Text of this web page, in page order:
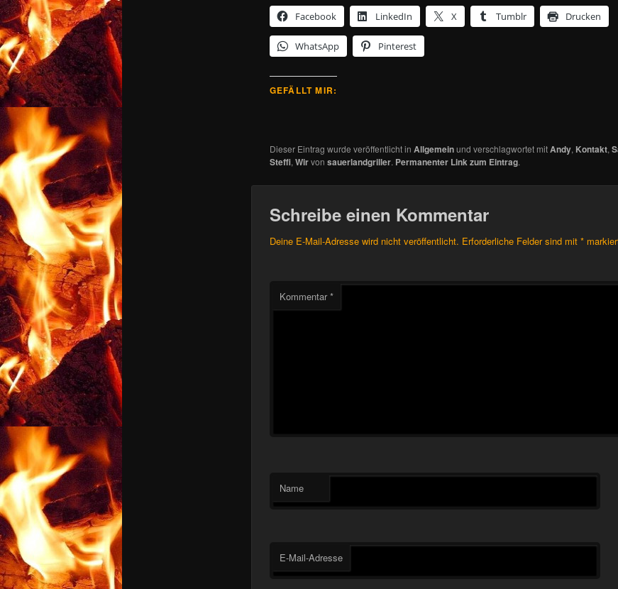
Facebook
LinkedIn X Tumblr Drucken
WhatsApp Pinterest
GEFÄLLT MIR:
Dieser Eintrag wurde veröffentlicht in Allgemeinund verschlagwortet mitAndy, Kontakt,
Steffi, Wirvon sauerlandgriller. Permanenter Link zum Eintrag.
Schreibe einen Kommentar
Deine E-Mail-Adresse wird nicht veröffentlicht. Erforderliche Felder sind mit *
Kommentar*
Name
E-Mail-Adresse